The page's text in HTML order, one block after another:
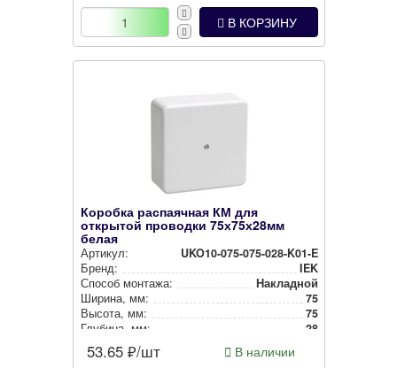
В КОРЗИНУ
Коробка распаячная КМ для
открытой проводки 75х75х28мм
белая
Артикул:
UKO10-075-075-028-K01-E
Бренд:
IEK
Способ монтажа:
Накладной
Ширина, мм:
75
Высота, мм:
75
Глубина, мм:
28
Степень защиты:
Цвет:
Белый
53.65 ₽/шт В наличии